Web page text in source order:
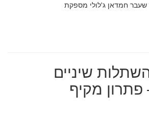
שיניים
פתרון מקיף